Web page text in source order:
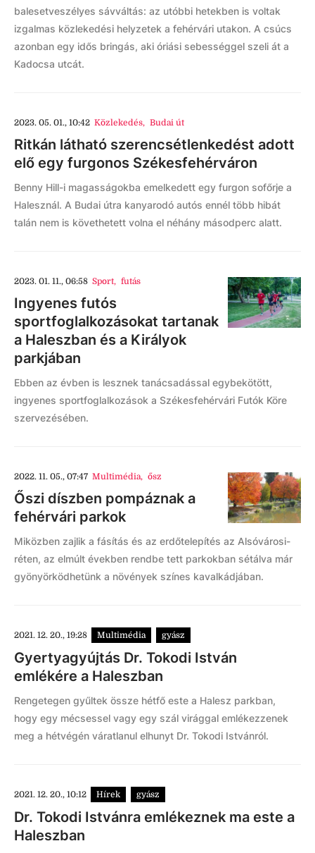
balesetveszélyes sávváltás: az utóbbi hetekben is voltak
izgalmas közlekedési helyzetek a fehérvári utakon. A csúcs
azonban egy idős bringás, aki óriási sebességgel szeli át a
Kadocsa utcát.
2023. 05. 01., 10:42 Közlekedés, Budai út
Ritkán látható szerencsétlenkedést adott
elő egy furgonos Székesfehérváron
Benny Hill-i magasságokba emelkedett egy furgon sofőrje a
Halesznál. A Budai útra kanyarodó autós ennél több hibát
talán nem is követhetett volna el néhány másodperc alatt.
2023. 01. 11., 06:58 Sport, futás
Ingyenes futós
sportfoglalkozásokat tartanak
a Haleszban és a Királyok
parkjában
Ebben az évben is lesznek tanácsadással egybekötött,
ingyenes sportfoglalkozások a Székesfehérvári Futók Köre
szervezésében.
2022. 11. 05., 07:47 Multimédia, ősz
Őszi díszben pompáznak a
fehérvári parkok
Miközben zajlik a fásítás és az erdőtelepítés az Alsóvárosi-
réten, az elmúlt években rendbe tett parkokban sétálva már
gyönyörködhetünk a növények színes kavalkádjában.
2021. 12. 20., 19:28 Multimédia gyász
Gyertyagyújtás Dr. Tokodi István
emlékére a Haleszban
Rengetegen gyűltek össze hétfő este a Halesz parkban,
hogy egy mécsessel vagy egy szál virággal emlékezzenek
meg a hétvégén váratlanul elhunyt Dr. Tokodi Istvánról.
2021. 12. 20., 10:12 Hírek gyász
Dr. Tokodi Istvánra emlékeznek ma este a
Haleszban